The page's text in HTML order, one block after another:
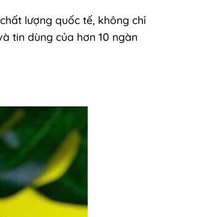
lượng quốc tế, không chỉ
tin dùng của hơn 10 ngàn